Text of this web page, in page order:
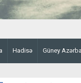
Hadisə Güney